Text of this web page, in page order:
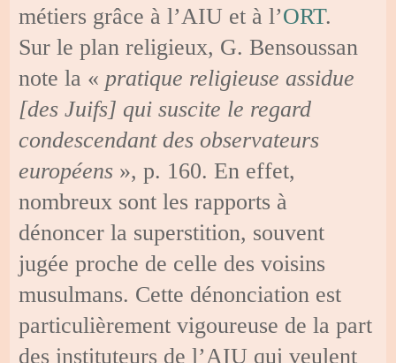
métiers grâce à l’AIU et à l’ORT.
Sur le plan religieux, G. Bensoussan
note la « pratique religieuse assidue
[des Juifs] qui suscite le regard
condescendant des observateurs
européens », p. 160. En effet,
nombreux sont les rapports à
dénoncer la superstition, souvent
jugée proche de celle des voisins
musulmans. Cette dénonciation est
particulièrement vigoureuse de la part
des instituteurs de l’AIU qui veulent